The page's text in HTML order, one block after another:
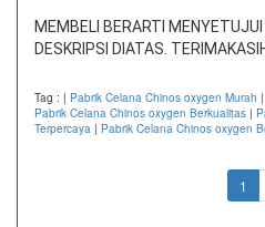
MEMBELI BERARTI
DESKRIPSI DIATAS.
Tag : | Pabrik Celana Chinos oxygen Murah |
Pabrik Celana Chinos oxygen Berkualitas |
Terpercaya | Pabrik Celana Chinos oxygen
1